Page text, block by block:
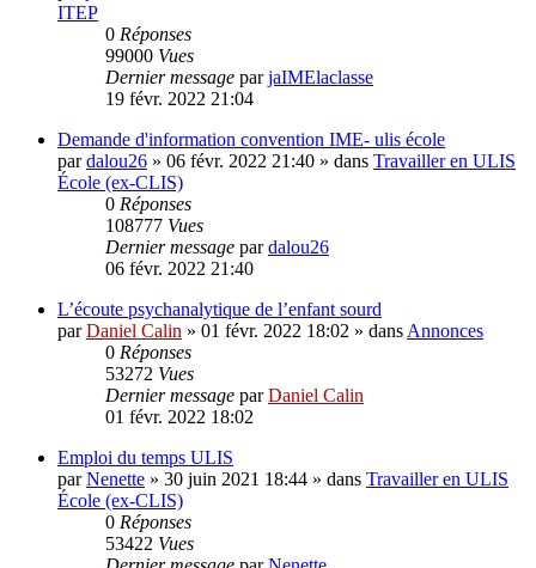
ITEP
0 Réponses
99000 Vues
Dernier message parjaIMElaclasse
19 févr. 2022 21:04
Demande d'information convention IME- ulis école
pardalou26 » 06 févr. 2022 21:40 » dans Travailler en ULIS
École (ex-CLIS)
0 Réponses
108777 Vues
Dernier message pardalou26
06 févr. 2022 21:40
L’écoute psychanalytique de l’enfant sourd
parDaniel Calin » 01 févr. 2022 18:02 » dans Annonces
0 Réponses
53272 Vues
Dernier message parDaniel Calin
01 févr. 2022 18:02
Emploi du temps ULIS
parNenette » 30 juin 2021 18:44 » dans Travailler en ULIS
École (ex-CLIS)
0 Réponses
53422 Vues